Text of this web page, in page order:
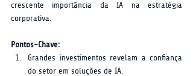
crescente importância da IA na estratégia
corporativa.
Pontos-Chave:
Grandes investimentos revelam a confiança
do setor em soluções de IA.